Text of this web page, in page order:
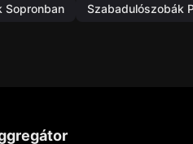
Sopronban Szabadulószobák